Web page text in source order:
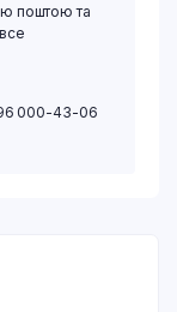
поштою та
000-43-06